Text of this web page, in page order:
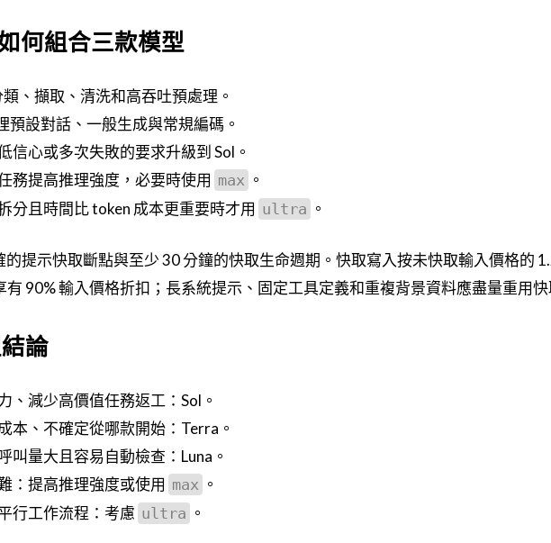
何組合三款模型
類、擷取、清洗和高吞吐預處理。
預設對話、一般生成與常規編碼。
信心或多次失敗的要求升級到 Sol。
務提高推理強度，必要時使用 max 。
分且時間比 token 成本更重要時才用 ultra 。
的提示快取斷點與至少 30 分鐘的快取生命週期。快取寫入按未快取輸入價格的
有 90% 輸入價格折扣；長系統提示、固定工具定義和重複背景資料應盡量重用快
論
、減少高價值任務返工：Sol。
本、不確定從哪款開始：Terra。
叫量大且容易自動檢查：Luna。
：提高推理強度或使用 max 。
行工作流程：考慮 ultra 。